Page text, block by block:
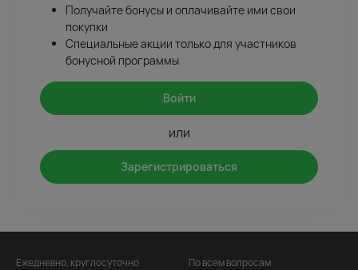
Получайте бонусы и оплачивайте ими свои
покупки
Специальные акции только для участников
бонусной программы
Войти
или
Зарегистрироваться
Ежедневно, круглосуточно По всем вопросам